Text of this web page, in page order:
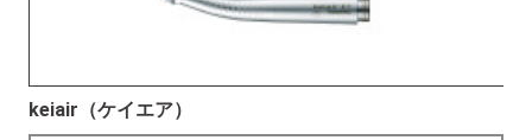
keiair（ケイエア）